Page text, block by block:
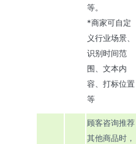
等。
*商家可自定
义行业场景、
识别时间范
围、文本内
容、打标位置
等
顾客咨询推荐
其他商品时，